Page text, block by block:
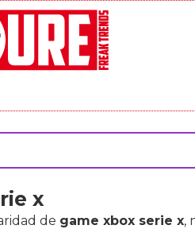
x
de game xbox serie x,